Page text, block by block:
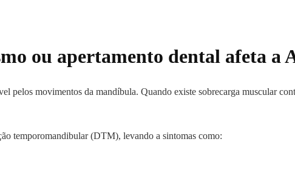
ou apertamento dental afeta a
pelos movimentos da mandíbula. Quando existe sobrecarga muscular
temporomandibular (DTM), levando a sintomas como: